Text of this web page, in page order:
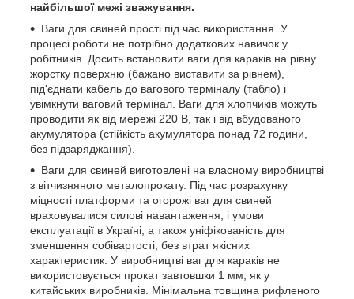
найбільшої межі зважування.
Ваги для свиней прості під час використання. У
процесі роботи не потрібно додаткових навичок у
робітників. Досить встановити ваги для караків на рівну
жорстку поверхню (бажано виставити за рівнем),
під'єднати кабель до вагового терміналу (табло) і
увімкнути ваговий термінал. Ваги для хлопчиків можуть
проводити як від мережі 220 В, так і від вбудованого
акумулятора (стійкість акумулятора понад 72 години,
без підзаряджання).
Ваги для свиней виготовлені на власному виробництві
з вітчизняного металопрокату. Під час розрахунку
міцності платформи та огорожі ваг для свиней
враховувалися силові навантаження, і умови
експлуатації в Україні, а також уніфікованість для
зменшення собівартості, без втрат якісних
характеристик. У виробництві ваг для караків не
використовується прокат завтовшки 1 мм, як у
китайських виробників. Мінімальна товщина рифленого